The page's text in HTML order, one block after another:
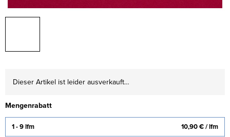
Dieser Artikel ist leider ausverkauft…
Mengenrabatt
1 - 9 lfm 10,90 €/ lfm